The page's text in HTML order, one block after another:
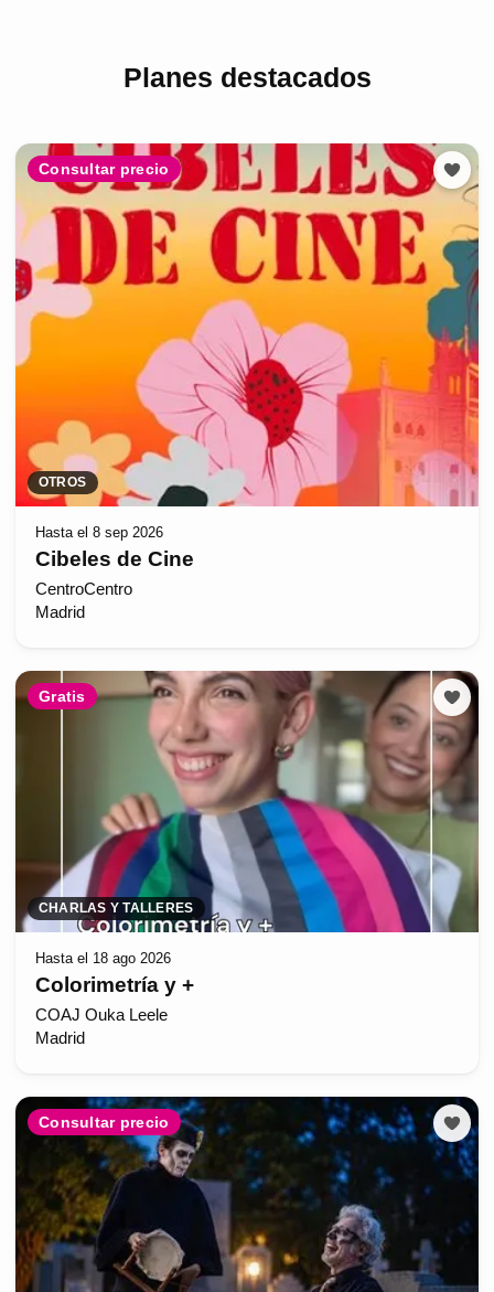
Planes destacados
Consultar precio
OTROS
Hasta el 8 sep 2026
Cibeles de Cine
CentroCentro
Madrid
Gratis
CHARLAS Y TALLERES
Hasta el 18 ago 2026
Colorimetría y +
COAJ Ouka Leele
Madrid
Consultar precio